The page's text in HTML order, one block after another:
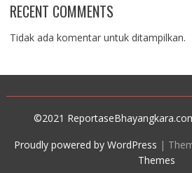
RECENT COMMENTS
Tidak ada komentar untuk ditampilkan.
©2021
Proudly powered by WordPress |
Themes